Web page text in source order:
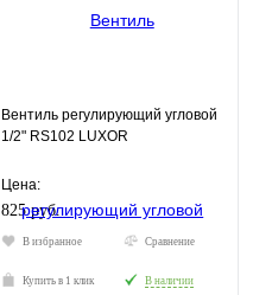
Вентиль регулирующий угловой
1/2" RS102 LUXOR
Цена:
825 руб.
В избранное Сравнение
Купить в 1 клик В наличии